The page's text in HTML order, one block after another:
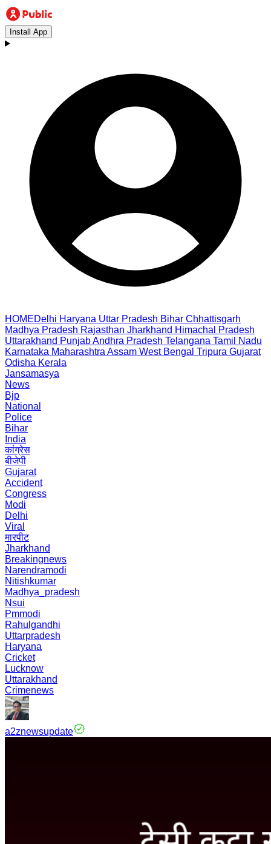
Install App
HOMEDelhi Haryana Uttar Pradesh Bihar Chhattisgarh
Madhya Pradesh Rajasthan Jharkhand Himachal Pradesh
Uttarakhand PunjabAndhra Pradesh Telangana Tamil Nadu
Karnataka Maharashtra Assam West Bengal Tripura Gujarat
Odisha Kerala
Jansamasya
News
Bjp
National
Police
Bihar
India
कांग्रेस
बीजेपी
Gujarat
Accident
Congress
Modi
Delhi
Viral
मारपीट
Jharkhand
Breakingnews
Narendramodi
Nitishkumar
Madhya_pradesh
Nsui
Pmmodi
Rahulgandhi
Uttarpradesh
Haryana
Cricket
Lucknow
Uttarakhand
Crimenews
a2znewsupdate